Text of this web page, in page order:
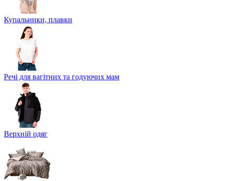
Купальники, плавки
Речі для вагітних та годуючих мам
Верхній одяг